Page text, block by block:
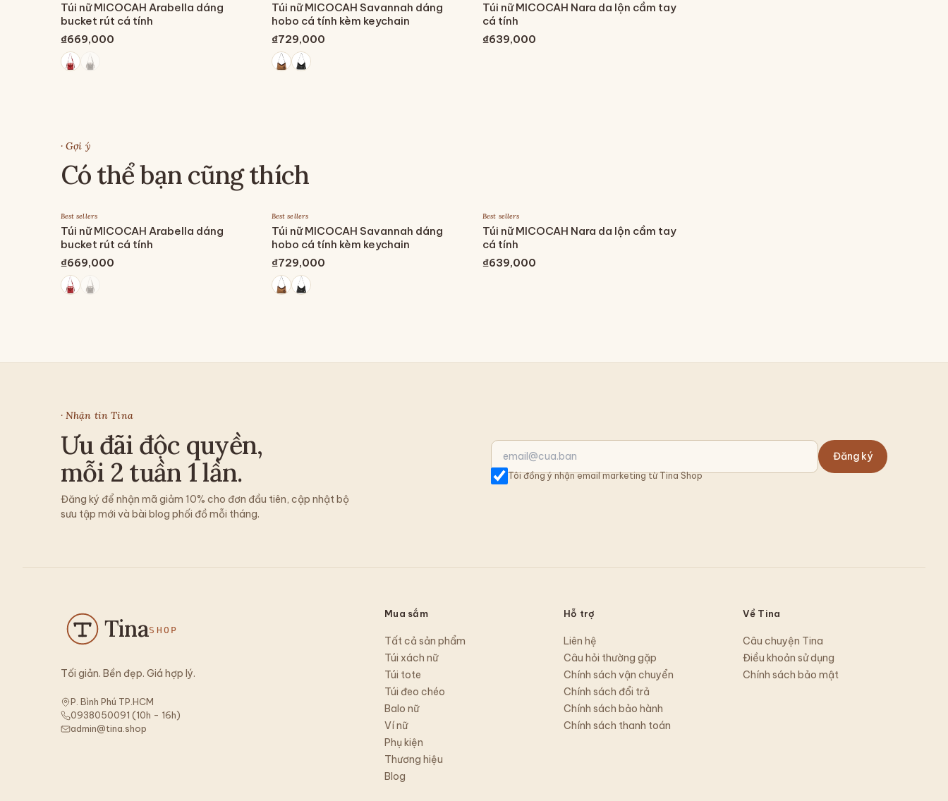
Túi nữ MICOCAH Arabella dáng
bucket rút cá tính
₫669,000
Túi nữ MICOCAH Savannah dáng
hobo cá tính kèm keychain
₫729,000
Túi nữ MICOCAH Nara da lộn cầm tay
cá tính
₫639,000
· Gợi ý
Có thể bạn cũng thích
Best sellers
Túi nữ MICOCAH Arabella dáng
bucket rút cá tính
₫669,000
Best sellers
Túi nữ MICOCAH Savannah dáng
hobo cá tính kèm keychain
₫729,000
Best sellers
Túi nữ MICOCAH Nara da lộn cầm tay
cá tính
₫639,000
· Nhận tin Tina
Ưu đãi độc quyền,
mỗi 2 tuần 1 lần.
Đăng ký để nhận mã giảm 10% cho đơn đầu tiên, cập nhật bộ
sưu tập mới và bài blog phối đồ mỗi tháng.
Đăng ký
Tôi đồng ý nhận email marketing từ Tina Shop
TinaSHOP
Tối giản. Bền đẹp. Giá hợp lý.
P. Bình Phú TP.HCM
0938050091 (10h - 16h)
admin@tina.shop
Mua sắm
Tất cả sản phẩm
Túi xách nữ
Túi tote
Túi đeo chéo
Balo nữ
Ví nữ
Phụ kiện
Thương hiệu
Blog
Hỗ trợ
Liên hệ
Câu hỏi thường gặp
Chính sách vận chuyển
Chính sách đổi trả
Chính sách bảo hành
Chính sách thanh toán
Về Tina
Câu chuyện Tina
Điều khoản sử dụng
Chính sách bảo mật